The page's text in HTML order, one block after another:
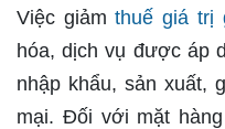
Việc giảmthuế giá trị
hóa, dịch vụ được áp
nhập khẩu, sản xuất,
mại. Đối với mặt